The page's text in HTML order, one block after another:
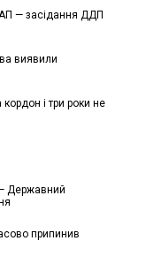
— засідання ДДП
виявили
і три роки не
— Державний
припинив